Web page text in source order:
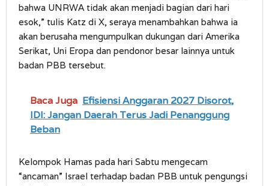
bahwa UNRWA tidak akan menjadi bagian dari hari
esok,” tulis Katz di X, seraya menambahkan bahwa ia
akan berusaha mengumpulkan dukungan dari Amerika
Serikat, Uni Eropa dan pendonor besar lainnya untuk
badan PBB tersebut.
Baca Juga Efisiensi Anggaran 2027 Disorot,
IDI: Jangan Daerah Terus Jadi Penanggung
Beban
Kelompok Hamas pada hari Sabtu mengecam
“ancaman” Israel terhadap badan PBB untuk pengungsi